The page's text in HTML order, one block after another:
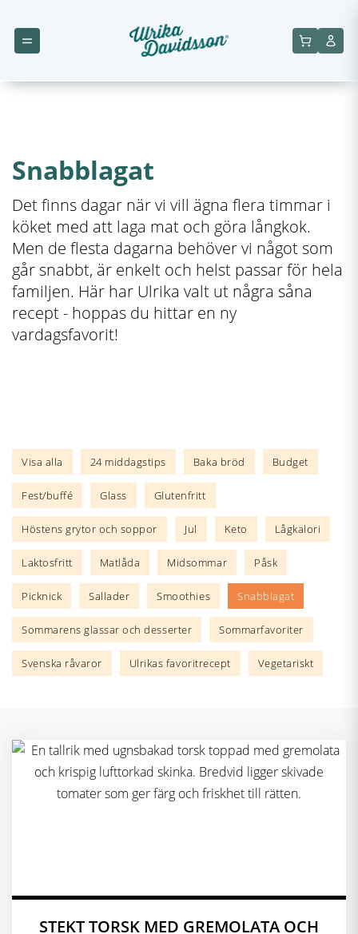
Snabblagat
Det finns dagar när vi vill ägna flera timmar i
köket med att laga mat och göra långkok.
Men de flesta dagarna behöver vi något som
går snabbt, är enkelt och helst passar för hela
familjen. Här har Ulrika valt ut några såna
recept - hoppas du hittar en ny
vardagsfavorit!
Visa alla 24 middagstips Baka bröd Budget
Fest/buffé Glass Glutenfritt
Höstens grytor och soppor Jul Keto Lågkalori
Laktosfritt Matlåda Midsommar Påsk
Picknick Sallader Smoothies Snabblagat
Sommarens glassar och desserter Sommarfavoriter
Svenska råvaror Ulrikas favoritrecept Vegetariskt
STEKT TORSK MED GREMOLATA OCH